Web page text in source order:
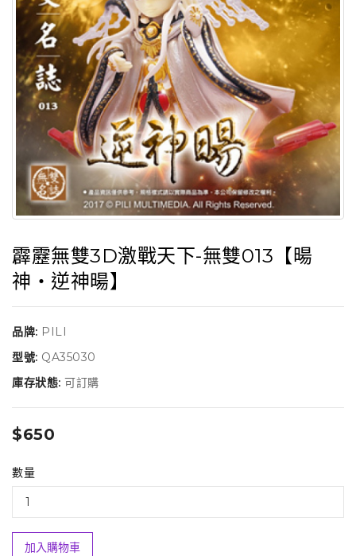
霹靂無雙3D激戰天下-無雙013【暘
神‧逆神暘】
品牌: PILI
型號: QA35030
庫存狀態: 可訂購
$650
數量
加入購物車